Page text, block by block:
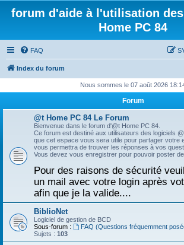
forum d'aide à l'utilisation
Home PC 84
FAQ
Index du forum
Nous sommes le 07 août 2026
Forum
@t Home PC 84 Le Forum
Bienvenue dans le forum d'@t Home PC 84.
Ce forum est destiné aux utilisateurs des logiciels
que cet espace vous sera utile pour partager votre
vous permettra de trouver les réponses à vos
Vous devez vous enregistrer pour pouvoir poster
Pour des raisons de sécurité
un mail avec votre login après
afin que je la valide....
BiblioNet
Logiciel de gestion de BCD
Sous-forum :
FAQ (Questions fréquemment
Sujets : 103